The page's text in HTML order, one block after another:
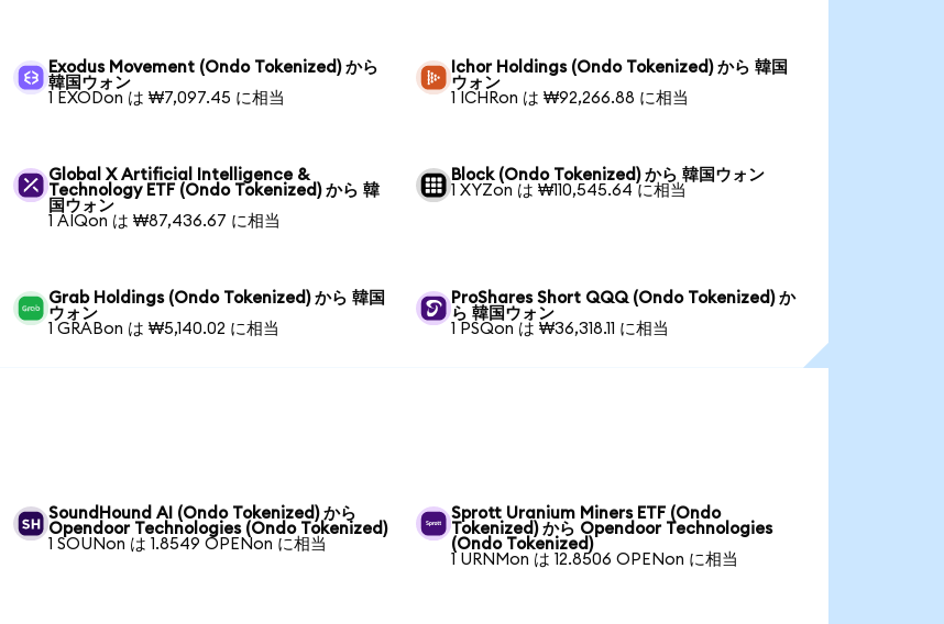
Exodus Movement (Ondo Tokenized) から
韓国ウォン
1 EXODon は ₩7,097.45 に相当
Ichor Holdings (Ondo Tokenized) から 韓国
ウォン
1 ICHRon は ₩92,266.88 に相当
Global X Artificial Intelligence &
Technology ETF (Ondo Tokenized) から 韓
国ウォン
1 AIQon は ₩87,436.67 に相当
Block (Ondo Tokenized) から 韓国ウォン
1 XYZon は ₩110,545.64 に相当
Grab Holdings (Ondo Tokenized) から 韓国
ウォン
1 GRABon は ₩5,140.02 に相当
ProShares Short QQQ (Ondo Tokenized) か
ら 韓国ウォン
1 PSQon は ₩36,318.11 に相当
SoundHound AI (Ondo Tokenized) から
Opendoor Technologies (Ondo Tokenized)
1 SOUNon は 1.8549 OPENon に相当
Sprott Uranium Miners ETF (Ondo
Tokenized) から Opendoor Technologies
(Ondo Tokenized)
1 URNMon は 12.8506 OPENon に相当